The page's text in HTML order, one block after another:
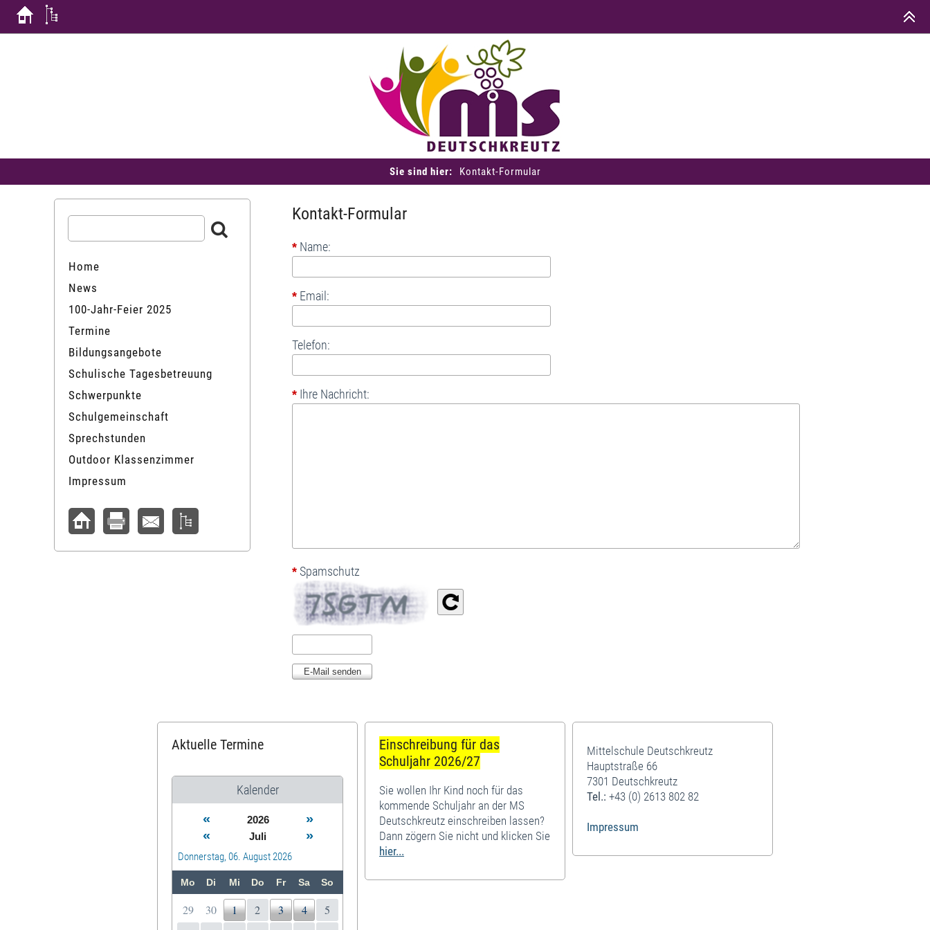
Sie sind hier: Kontakt-Formular
Kontakt-Formular
* Name:
* Email:
Telefon:
* Ihre Nachricht:
* Spamschutz
Home
News
100-Jahr-Feier 2025
Termine
Bildungsangebote
Schulische Tagesbetreuung
Schwerpunkte
Schulgemeinschaft
Sprechstunden
Outdoor Klassenzimmer
Impressum
Aktuelle Termine
Kalender
« 2026
»
«
Juli »
Donnerstag, 06. August 2026
Mo Di Mi Do Fr Sa So
29 30 1 2 3 4
5
Einschreibung für das
Schuljahr 2026/27
Sie wollen Ihr Kind noch für das
kommende Schuljahr an der MS
Deutschkreutz einschreiben lassen?
Dann zögern Sie nicht und klicken Sie
hier...
Mittelschule Deutschkreutz
Hauptstraße 66
7301 Deutschkreutz
Tel.: +43 (0) 2613 802 82
Impressum